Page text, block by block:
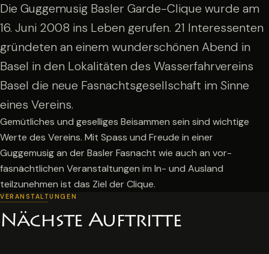
Die Guggemusig Basler Garde-Clique wurde am
16. Juni 2008 ins Leben gerufen. 21 Interessenten
gründeten an einem wunderschönen Abend in
Basel in den Lokalitäten des Wasserfahrvereins
Basel die neue Fasnachtsgesellschaft im Sinne
eines Vereins.
Gemütliches und geselliges Beisammen sein sind wichtige
Werte des Vereins. Mit Spass und Freude in einer
Guggemusig an der Basler Fasnacht wie auch an vor-
fasnächtlichen Veranstaltungen im In- und Ausland
teilzunehmen ist das Ziel der Clique.
VERANSTALTUNGEN
Nächste Auftritte